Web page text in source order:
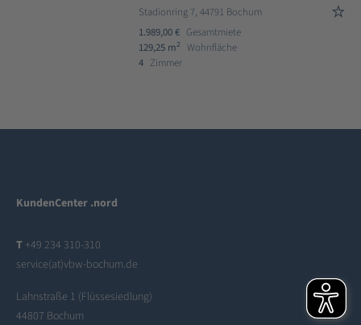
Stadionring 7, 44791 Bochum
1.989,00 € Gesamtmiete
129,25 m2
Wohnfläche
4 Zimmer
KundenCenter .nord
T +49 234 310-310
service(at)vbw-bochum.de
Lahnstraße 1 (Flüssesiedlung)
44807 Bochum